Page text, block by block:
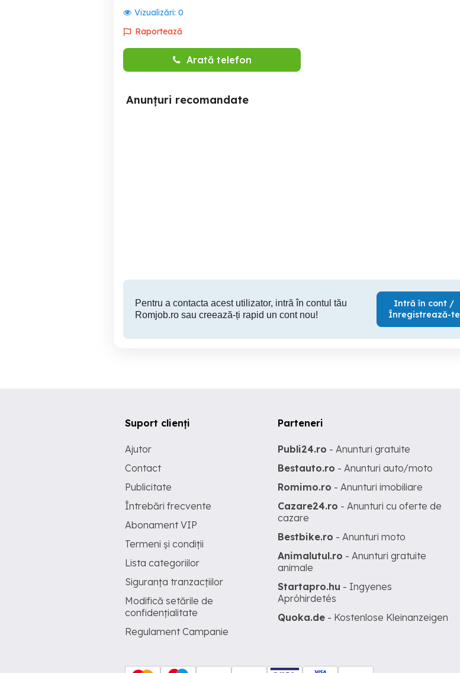
Vizualizări: 0
Raportează
Arată telefon
Anunțuri recomandate
Pentru a contacta acest utilizator, intră în contul tău
Romjob.ro sau creează-ți rapid un cont nou!
Intră în cont /
Înregistrează-te
Suport clienți
Ajutor
Contact
Publicitate
Întrebări frecvente
Abonament VIP
Termeni și condiții
Lista categoriilor
Siguranța tranzacțiilor
Modifică setările de
confidențialitate
Regulament Campanie
Parteneri
Publi24.ro - Anunturi gratuite
Bestauto.ro - Anunturi auto/moto
Romimo.ro - Anunturi imobiliare
Cazare24.ro - Anunturi cu oferte de
cazare
Bestbike.ro - Anunturi moto
Animalutul.ro - Anunturi gratuite
animale
Startapro.hu - Ingyenes
Apróhirdetés
Quoka.de - Kostenlose Kleinanzeigen